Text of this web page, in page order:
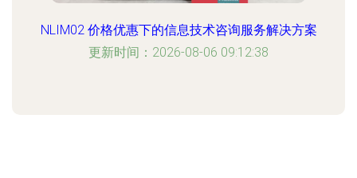
NLIM02 价格优惠下的信息技术咨询服务解决方案
更新时间：2026-08-06 09:12:38